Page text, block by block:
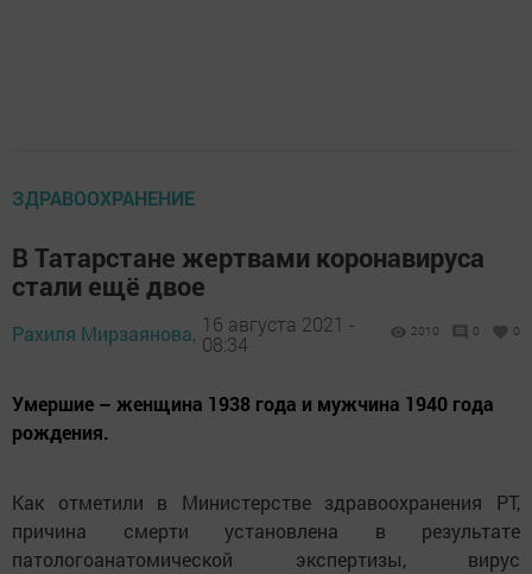
ЗДРАВООХРАНЕНИЕ
В Татарстане жертвами коронавируса
стали ещё двое
Рахиля Мирзаянова, 16 августа 2021 -
08:34
2010 0 0
Умершие – женщина 1938 года и мужчина 1940 года
рождения.
Как отметили в Министерстве здравоохранения РТ,
причина смерти установлена в результате
патологоанатомической экспертизы, вирус